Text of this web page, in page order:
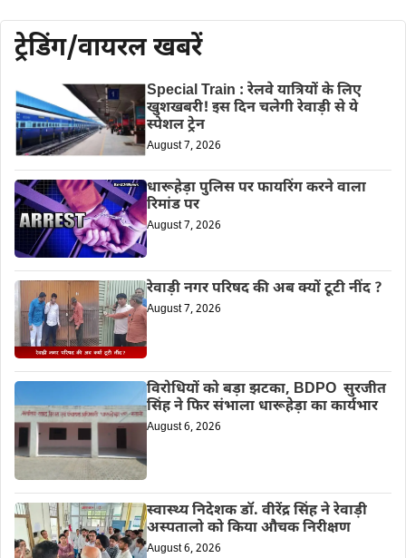
ट्रेडिंग/वायरल खबरें
Special Train : रेलवे यात्रियों के लिए
खुशखबरी! इस दिन चलेगी रेवाड़ी से ये
स्पेशल ट्रेन
August 7, 2026
धारूहेड़ा पुलिस पर फायरिंग करने वाला
रिमांड पर
August 7, 2026
रेवाड़ी नगर परिषद की अब क्यों टूटी नींद ?
August 7, 2026
विरोधियों को बड़ा झटका, BDPO सुरजीत
सिंह ने फिर संभाला धारूहेड़ा का कार्यभार
August 6, 2026
स्वास्थ्य निदेशक डॉ. वीरेंद्र सिंह ने रेवाड़ी
अस्पतालो को किया औचक निरीक्षण
August 6, 2026